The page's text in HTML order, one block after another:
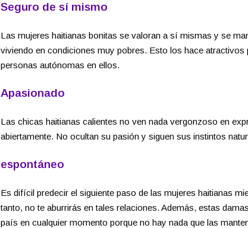
Seguro de sí mismo
Las mujeres haitianas bonitas se valoran a sí mismas y se
viviendo en condiciones muy pobres. Esto los hace atractivos
personas autónomas en ellos.
Apasionado
Las chicas haitianas calientes no ven nada vergonzoso en
abiertamente. No ocultan su pasión y siguen sus instintos
espontáneo
Es difícil predecir el siguiente paso de las mujeres haitianas
tanto, no te aburrirás en tales relaciones. Además, estas
país en cualquier momento porque no hay nada que las